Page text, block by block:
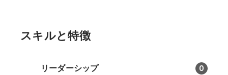
スキルと特徴
リーダーシップ 0